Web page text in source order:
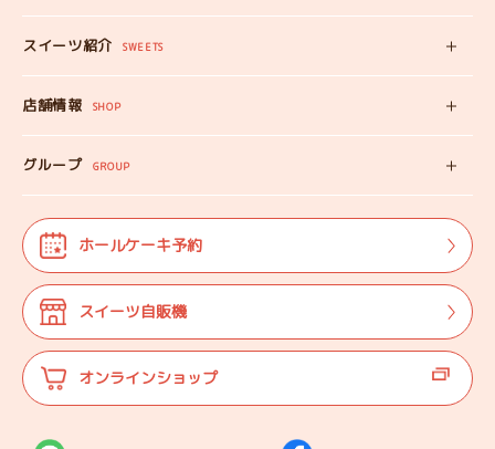
ホールケーキ予約
スイーツ自販機
オンラインショップ
スイーツ自販機
工房見学
みいちゃんのSDGS
お仕事体験
よくある質問
スイーツ紹介 SWEETS
みいちゃんのスイーツ
オンラインショップ
店舗情報 SHOP
店舗情報
マップ
法人･団体様向け
ご案内
代表プロフィール
登壇実績
グループ GROUP
株式会社TANEBI
Shining Children
自分探しを